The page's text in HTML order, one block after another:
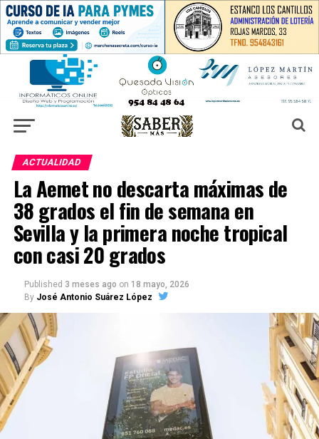
ACTUALIDAD
La Aemet no descarta máximas de
38 grados el fin de semana en
Sevilla y la primera noche tropical
con casi 20 grados
Published 3 meses ago on 18 mayo, 2026
By José Antonio Suárez López